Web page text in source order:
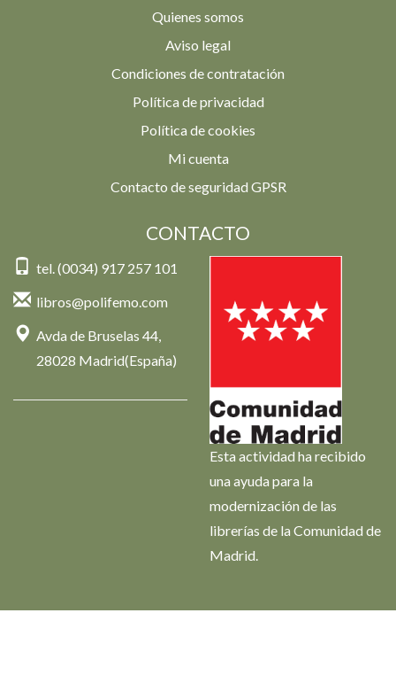
Quienes somos
Aviso legal
Condiciones de contratación
Política de privacidad
Política de cookies
Mi cuenta
Contacto de seguridad GPSR
CONTACTO
tel. (0034) 917 257 101
libros@polifemo.com
Avda de Bruselas 44,
28028 Madrid(España)
Esta actividad ha recibido
una ayuda para la
modernización de las
librerías de la Comunidad de
Madrid.